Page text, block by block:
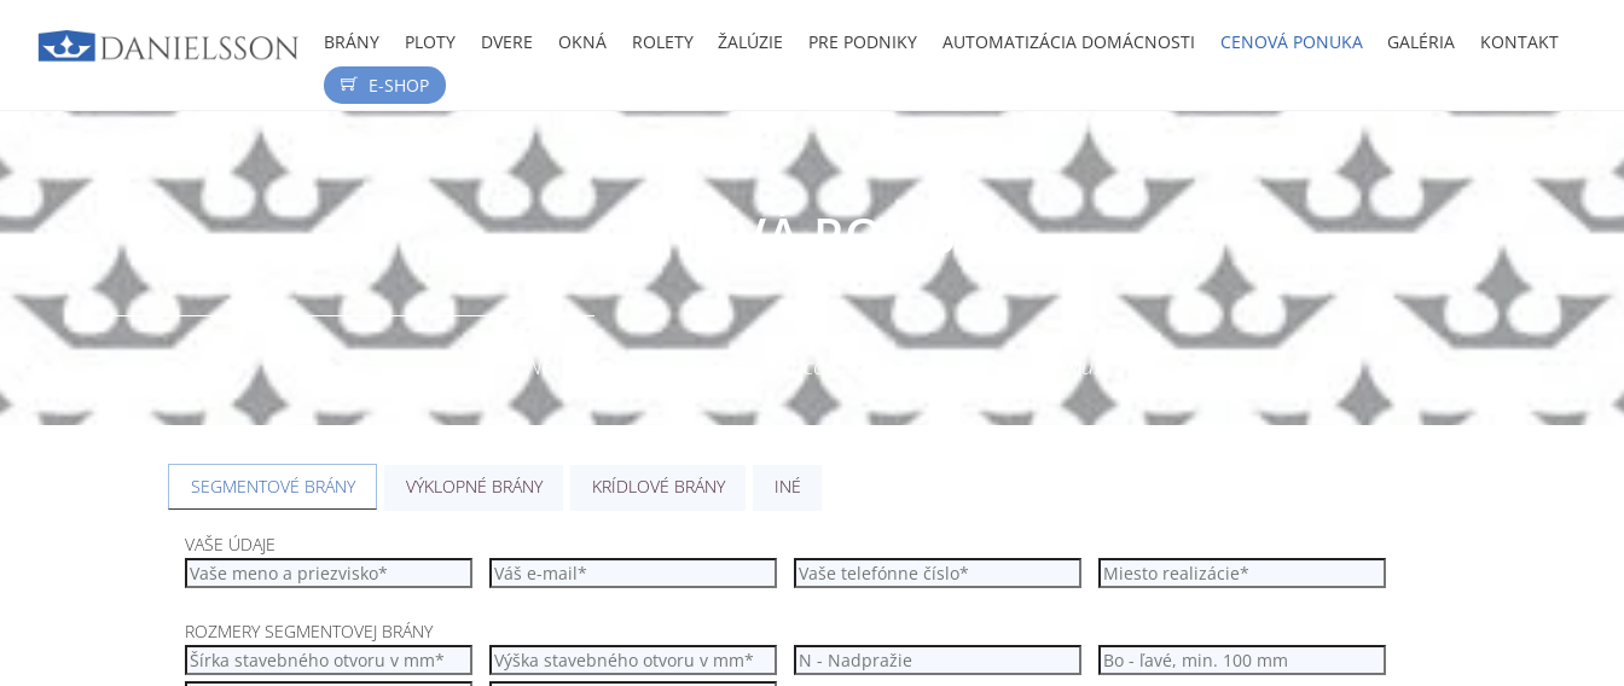
content
BRÁNY PLOTY DVERE OKNÁ ROLETY ŽALÚZIE PRE PODNIKY AUTOMATIZÁCIA DOMÁCNOSTI CENOVÁ PONUKA GALÉRIA
KONTAKT
E-SHOP
CENOVÁ PONUKA
Neváhajte a nechajte si vypracovať cenovú ponuku na mieru.
SEGMENTOVÉ BRÁNY VÝKLOPNÉ BRÁNY KRÍDLOVÉ BRÁNY INÉ
VAŠE ÚDAJE
ROZMERY SEGMENTOVEJ BRÁNY